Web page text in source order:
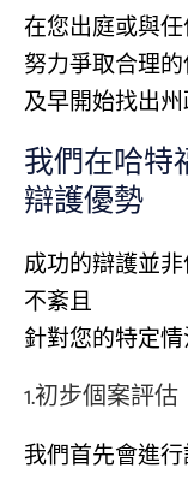
在您出庭或與
努力爭取合理
及早開始找出
我們在哈特
辯護優勢
成功的辯護並
不紊且
針對您的特定
1.初步個案評
我們首先會進